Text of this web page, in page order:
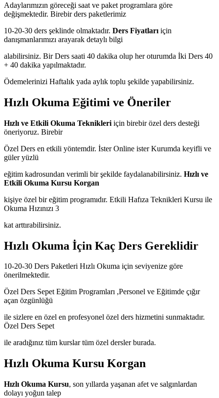
Adaylarımızın göreceği saat ve paket programlara göre
değişmektedir. Birebir ders paketlerimiz
10-20-30 ders şeklinde olmaktadır. Ders Fiyatları için
danışmanlarımızı arayarak detaylı bilgi
alabilirsiniz. Bir Ders saati 40 dakika olup her oturumda İki Ders 40
+ 40 dakika yapılmaktadır.
Ödemelerinizi Haftalık yada aylık toplu şekilde yapabilirsiniz.
Hızlı Okuma Eğitimi ve Öneriler
Hızlı ve Etkili Okuma Teknikleri için birebir özel ders desteği
öneriyoruz. Birebir
Özel Ders en etkili yöntemdir. İster Online ister Kurumda keyifli ve
güler yüzlü
eğitim kadrosundan verimli bir şekilde faydalanabilirsiniz. Hızlı ve
Etkili Okuma Kursu Korgan
kişiye özel bir eğitim programıdır. Etkili Hafıza Teknikleri Kursu ile
Okuma Hızınızı 3
kat arttırabilirsiniz.
Hızlı Okuma İçin Kaç Ders Gereklidir
10-20-30 Ders Paketleri Hızlı Okuma için seviyenize göre
önerilmektedir.
Özel Ders Sepet Eğitim Programları ,Personel ve Eğitimde çığır
açan özgünlüğü
ile sizlere en özel en profesyonel özel ders hizmetini sunmaktadır.
Özel Ders Sepet
ile aradığınız tüm kurslar tüm özel dersler burada.
Hızlı Okuma Kursu Korgan
Hızlı Okuma Kursu, son yıllarda yaşanan afet ve salgınlardan
dolayı yoğun talep